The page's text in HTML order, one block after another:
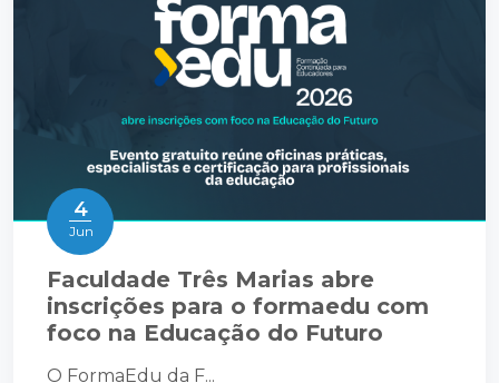
4
Jun
Faculdade Três Marias abre
inscrições para o formaedu com
foco na Educação do Futuro
O FormaEdu da F...